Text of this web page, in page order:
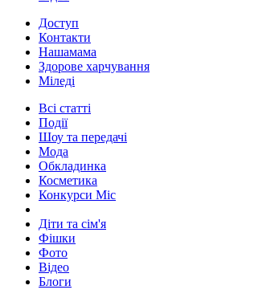
Доступ
Контакти
Нашамама
Здорове харчування
Міледі
Всі статті
Події
Шоу та передачі
Мода
Обкладинка
Косметика
Конкурси Міс
Діти та сім'я
Фішки
Фото
Відео
Блоги